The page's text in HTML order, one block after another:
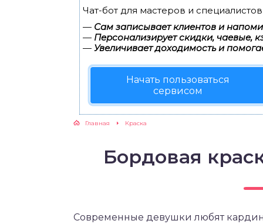
Чат-бот для мастеров и
— Сам записывает клиентов и
— Персонализирует скидки, чаевые,
— Увеличивает доходимость и
Начать пользоваться
сервисом
Главная Краска
Бордовая
Современные девушки любят